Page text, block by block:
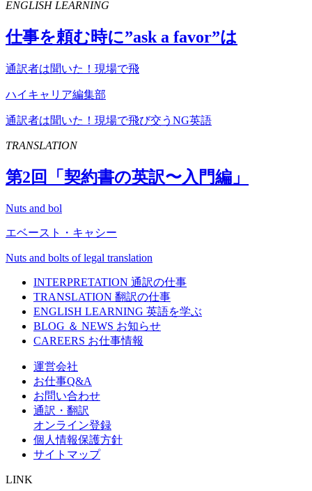
ENGLISH LEARNING
仕事を頼む時に”ask a favor”は
通訳者は聞いた！現場で飛
ハイキャリア編集部
通訳者は聞いた！現場で飛び交うNG英語
TRANSLATION
第2回「契約書の英訳〜入門編」
Nuts and bol
エベースト・キャシー
Nuts and bolts of legal translation
INTERPRETATION 通訳の仕事
TRANSLATION 翻訳の仕事
ENGLISH LEARNING 英語を学ぶ
BLOG ＆ NEWS お知らせ
CAREERS お仕事情報
運営会社
お仕事Q&A
お問い合わせ
通訳・翻訳
オンライン登録
個人情報保護方針
サイトマップ
LINK